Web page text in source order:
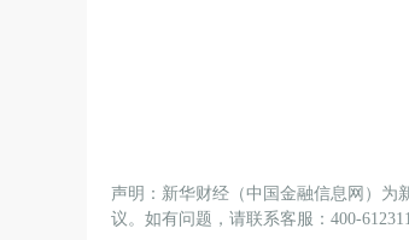
声明：新华财经（中国金融信息网）为
议。如有问题，请联系客服：400-